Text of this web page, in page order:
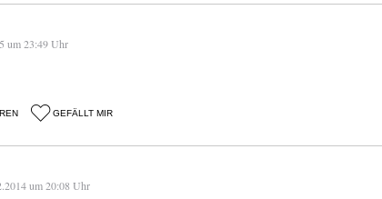
um 23:49 Uhr
GEFÄLLT MIR
um 20:08 Uhr